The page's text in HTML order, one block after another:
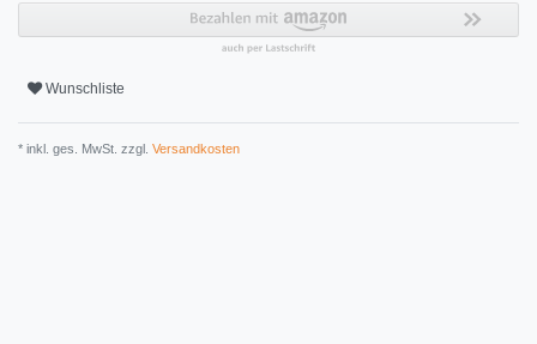
Wunschliste
* inkl. ges. MwSt. zzgl. Versandkosten